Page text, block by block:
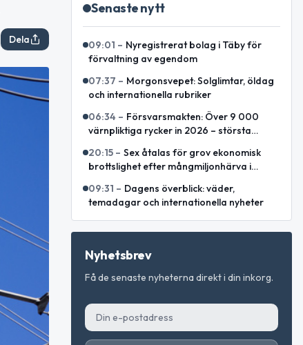
Dela
Senaste nytt
09:01 – Nyregistrerat bolag i Täby för
förvaltning av egendom
07:37 – Morgonsvepet: Solglimtar, öldag
och internationella rubriker
06:34 – Försvarsmakten: Över 9 000
värnpliktiga rycker in 2026 – största
20:15 – Sex åtalas för grov ekonomisk
brottslighet efter mångmiljonhärva i
09:31 – Dagens överblick: väder,
temadagar och internationella nyheter
Nyhetsbrev
Få de senaste nyheterna direkt i din inkorg.